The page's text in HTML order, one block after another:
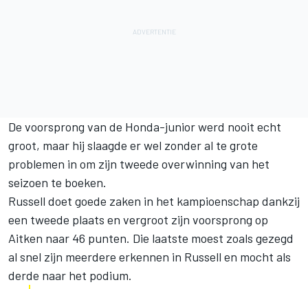
De voorsprong van de Honda-junior werd nooit echt
groot, maar hij slaagde er wel zonder al te grote
problemen in om zijn tweede overwinning van het
seizoen te boeken.
Russell doet goede zaken in het kampioenschap dankzij
een tweede plaats en vergroot zijn voorsprong op
Aitken naar 46 punten. Die laatste moest zoals gezegd
al snel zijn meerdere erkennen in Russell en mocht als
derde naar het podium.